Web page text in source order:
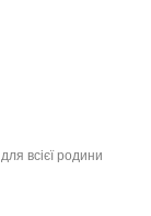
всієї родини